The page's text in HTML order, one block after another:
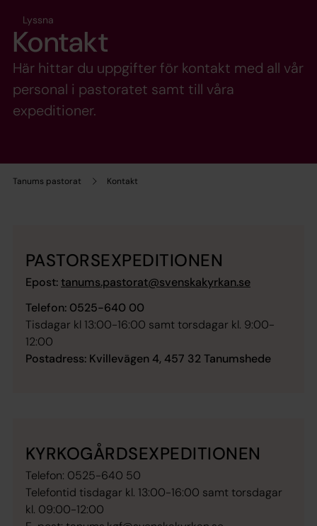
Tanums pastorat Kontakt
Lyssna
Kontakt
Här hittar du uppgifter för kontakt med all vår
personal i pastoratet samt till våra
expeditioner.
PASTORSEXPEDITIONEN
Epost:tanums.pastorat@svenskakyrkan.se
Telefon: 0525-640 00
Tisdagar kl 13:00-16:00 samt torsdagar kl. 9:00-
12:00
Postadress: Kvillevägen 4, 457 32 Tanumshede
KYRKOGÅRDSEXPEDITIONEN
Telefon: 0525-640 50
Telefontid tisdagar kl. 13:00-16:00 samt torsdagar
kl. 09:00-12:00